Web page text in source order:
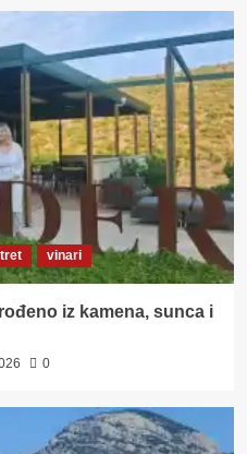
vinari
iz kamena, sunca i
0